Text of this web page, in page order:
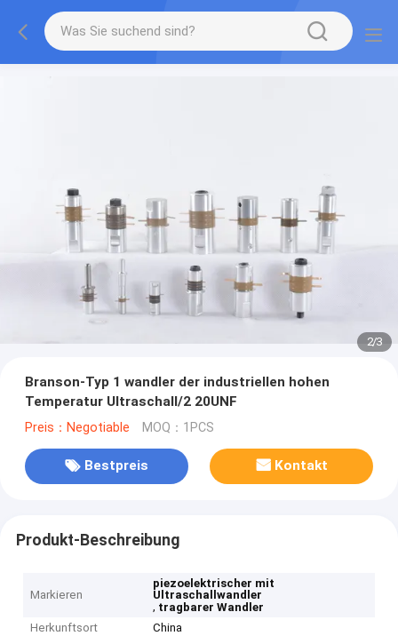
2/3
Branson-Typ 1 wandler der industriellen hohen
Temperatur Ultraschall/2 20UNF
Preis：Negotiable MOQ：1PCS
Bestpreis Kontakt
Produkt-Beschreibung
Markieren
piezoelektrischer mit
Ultraschallwandler
, tragbarer Wandler
Herkunftsort
China